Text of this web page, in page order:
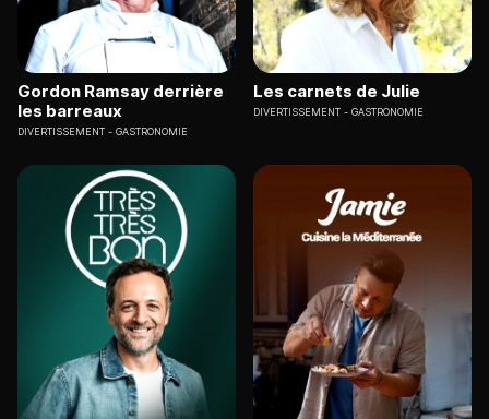
Gordon Ramsay derrière
les barreaux
DIVERTISSEMENT GASTRONOMIE
Les carnets de Julie
DIVERTISSEMENT GASTRONOMIE